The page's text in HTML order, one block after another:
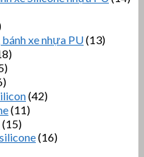
bánh xe nhựa PU(13)
(42)
(11)
(15)
(16)